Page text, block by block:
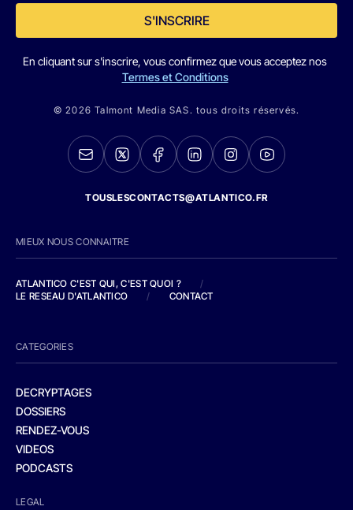
S'INSCRIRE
En cliquant sur s'inscrire, vous confirmez que vous acceptez nos
Termes et Conditions
© 2026 Talmont Media SAS. tous droits réservés.
TOUSLESCONTACTS@ATLANTICO.FR
MIEUX NOUS CONNAITRE
ATLANTICO C'EST QUI, C'EST QUOI ?
/
LE RESEAU D'ATLANTICO
/ CONTACT
CATEGORIES
DECRYPTAGES
DOSSIERS
RENDEZ-VOUS
VIDEOS
PODCASTS
LEGAL